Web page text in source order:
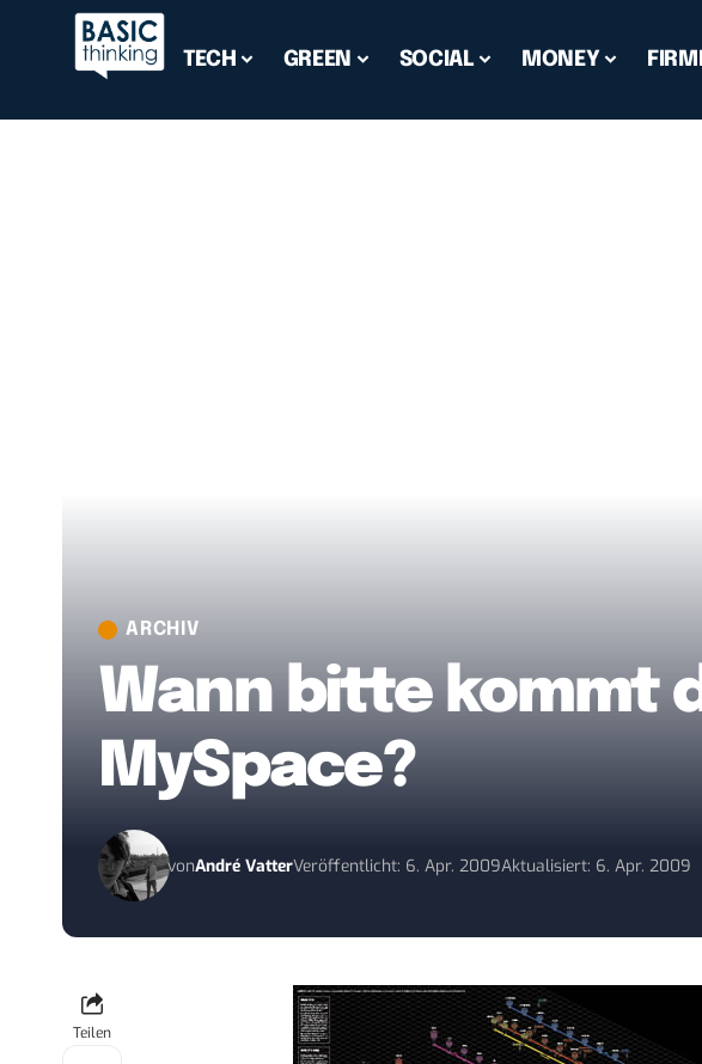
TECH GREEN SOCIAL MONEY
ARCHIV
Wann bitte kommt
MySpace?
vonAndré VatterVeröffentlicht: 6. Apr. 2009Aktualisiert: 6. Apr. 2009
Teilen